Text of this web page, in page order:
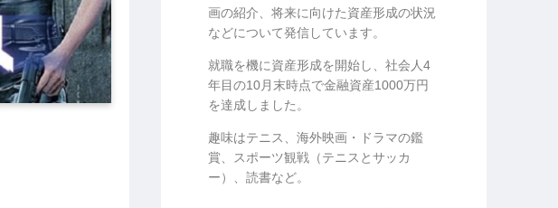
画の紹介、将来に向けた資産形成の状況
などについて発信しています。
就職を機に資産形成を開始し、社会人4
年目の10月末時点で金融資産1000万円
を達成しました。
趣味はテニス、海外映画・ドラマの鑑
賞、スポーツ観戦（テニスとサッカ
ー）、読書など。